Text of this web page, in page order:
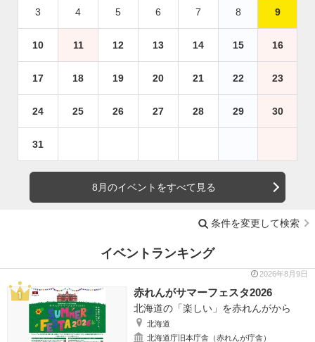
3 4 5 6 7 8 9
10 11 12 13 14 15 16
17 18 19 20 21 22 23
24 25 26 27 28 29 30
31
8月のイベントをすべて見る
条件を変更して検索
イベントランキング
2026年8月9日
赤れんがサマーフェスタ2026
北海道の「楽しい」を赤れんがから
北海道
北海道庁旧本庁舎（赤れんが庁舎）